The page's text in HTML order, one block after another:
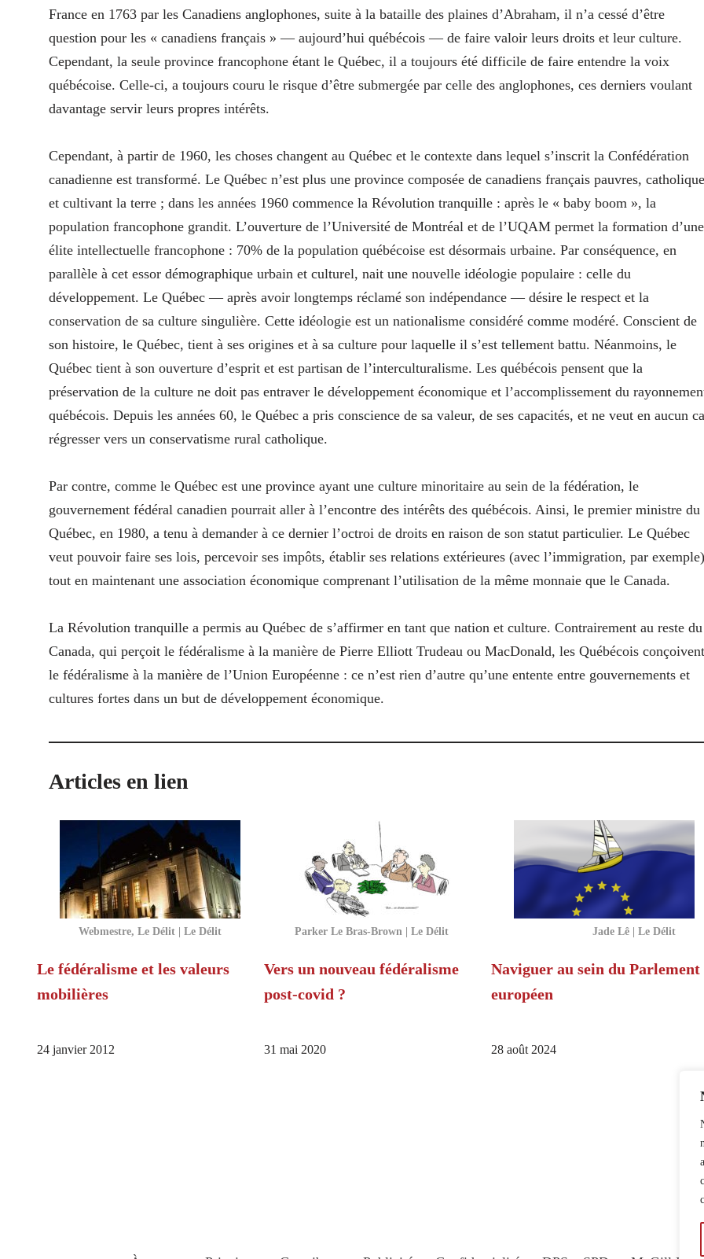
France en 1763 par les Canadiens anglophones, suite à la bataille des plaines d’Abraham, il n’a cessé d’être
question pour les « canadiens français » — aujourd’hui québécois — de faire valoir leurs droits et leur culture.
Cependant, la seule province francophone étant le Québec, il a toujours été difficile de faire entendre la voix
québécoise. Celle-ci, a toujours couru le risque d’être submergée par celle des anglophones, ces derniers voulant
davantage servir leurs propres intérêts.
Cependant, à partir de 1960, les choses changent au Québec et le contexte dans lequel s’inscrit la Confédération
canadienne est transformé. Le Québec n’est plus une province composée de canadiens français pauvres,
et cultivant la terre ; dans les années 1960 commence la Révolution tranquille : après le « baby boom », la
population francophone grandit. L’ouverture de l’Université de Montréal et de l’UQAM permet la formation d’une
élite intellectuelle francophone : 70% de la population québécoise est désormais urbaine. Par conséquence, en
parallèle à cet essor démographique urbain et culturel, nait une nouvelle idéologie populaire : celle du
développement. Le Québec — après avoir longtemps réclamé son indépendance — désire le respect et la
conservation de sa culture singulière. Cette idéologie est un nationalisme considéré comme modéré. Conscient de
son histoire, le Québec, tient à ses origines et à sa culture pour laquelle il s’est tellement battu. Néanmoins, le
Québec tient à son ouverture d’esprit et est partisan de l’interculturalisme. Les québécois pensent que la
préservation de la culture ne doit pas entraver le développement économique et l’accomplissement du
québécois. Depuis les années 60, le Québec a pris conscience de sa valeur, de ses capacités, et ne veut en aucun
régresser vers un conservatisme rural catholique.
Par contre, comme le Québec est une province ayant une culture minoritaire au sein de la fédération, le
gouvernement fédéral canadien pourrait aller à l’encontre des intérêts des québécois. Ainsi, le premier ministre du
Québec, en 1980, a tenu à demander à ce dernier l’octroi de droits en raison de son statut particulier. Le Québec
veut pouvoir faire ses lois, percevoir ses impôts, établir ses relations extérieures (avec l’immigration, par
tout en maintenant une association économique comprenant l’utilisation de la même monnaie que le Canada.
La Révolution tranquille a permis au Québec de s’affirmer en tant que nation et culture. Contrairement au reste du
Canada, qui perçoit le fédéralisme à la manière de Pierre Elliott Trudeau ou MacDonald, les Québécois conçoivent
le fédéralisme à la manière de l’Union Européenne : ce n’est rien d’autre qu’une entente entre gouvernements et
cultures fortes dans un but de développement économique.
Articles en lien
Webmestre, Le Délit | Le Délit
Le fédéralisme et les valeurs
mobilières
24 janvier 2012
Parker Le Bras-Brown | Le Délit
Vers un nouveau fédéralisme
post-covid ?
31 mai 2020
Jade Lê | Le Délit
Naviguer au sein du Parlement
européen
28 août 2024